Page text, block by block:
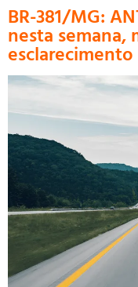
BR-381/MG:
nesta semana,
esclarecimento